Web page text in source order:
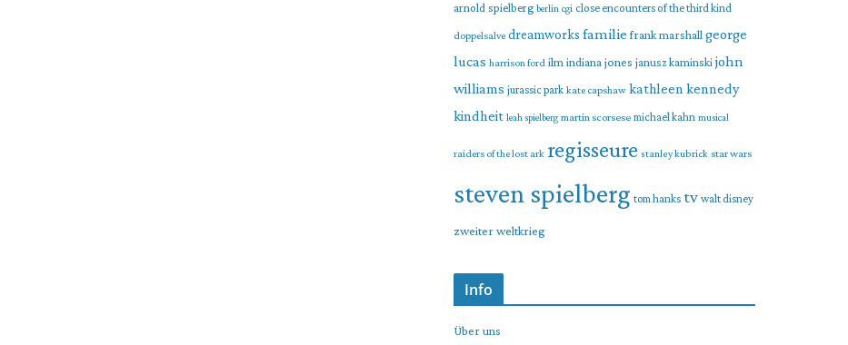
arnold spielberg berlin cgi close encounters of the third kind
doppelsalve dreamworks familie frank marshall george
lucas harrison ford ilm indiana jones janusz kaminski john
williams jurassic park kate capshaw kathleen kennedy
kindheit leah spielberg martin scorsese michael kahn musical
raiders of the lost ark regisseure stanley kubrick star wars
steven spielberg tom hanks tv walt disney
zweiter weltkrieg
Info
Über uns